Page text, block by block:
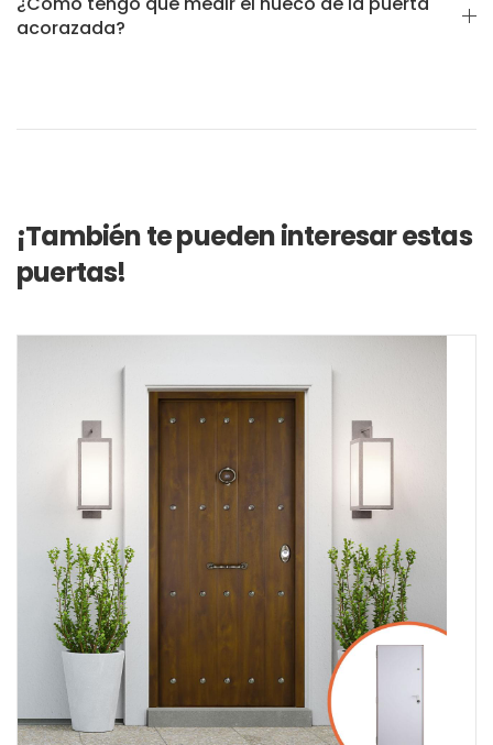
acorazada?
¡También te pueden interesar estas
puertas!